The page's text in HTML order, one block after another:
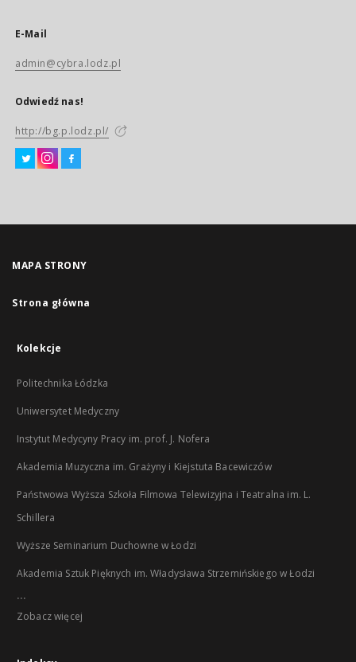
E-Mail
admin@cybra.lodz.pl
Odwiedź nas!
http://bg.p.lodz.pl/
MAPA STRONY
Strona główna
Kolekcje
Politechnika Łódzka
Uniwersytet Medyczny
Instytut Medycyny Pracy im. prof. J. Nofera
Akademia Muzyczna im. Grażyny i Kiejstuta Bacewiczów
Państwowa Wyższa Szkoła Filmowa Telewizyjna i Teatralna im. L.
Schillera
Wyższe Seminarium Duchowne w Łodzi
Akademia Sztuk Pięknych im. Władysława Strzemińskiego w Łodzi
...
Zobacz więcej